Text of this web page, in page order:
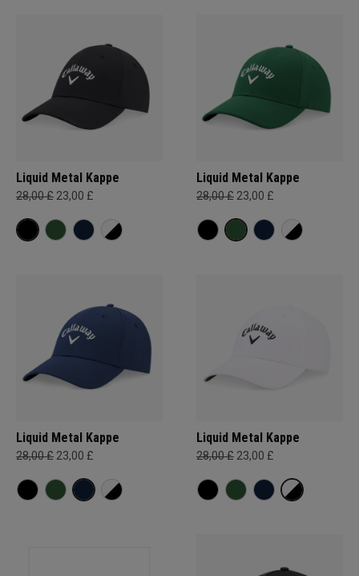
Liquid Metal Kappe
28,00 £ 23,00 £
Liquid Metal Kappe
28,00 £ 23,00 £
Liquid Metal Kappe
28,00 £ 23,00 £
Liquid Metal Kappe
28,00 £ 23,00 £